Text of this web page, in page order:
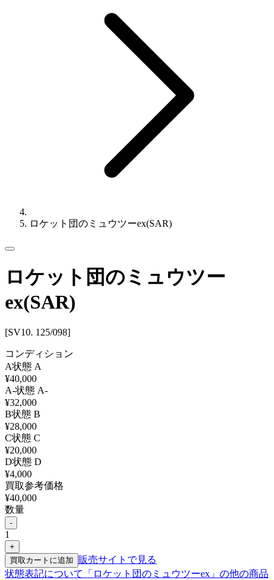
ロケット団のミュウツーex(SAR)
ロケット団のミュウツー
ex(SAR)
[SV10. 125/098]
コンディション
A状態 A
¥40,000
A-状態 A-
¥32,000
B状態 B
¥28,000
C状態 C
¥20,000
D状態 D
¥4,000
買取参考価格
¥40,000
数量
-
1
+
買取カートに追加
販売サイトで見る
状態表記について
「 ロケット団のミュウツーex 」の他の商品